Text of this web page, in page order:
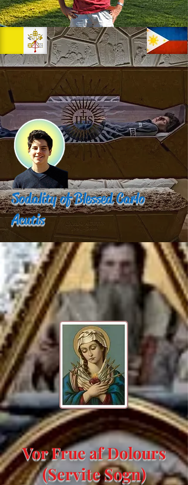
Sodality of Blessed Carlo
Acutis
Vor Frue af Dolours
(Servite Sogn)